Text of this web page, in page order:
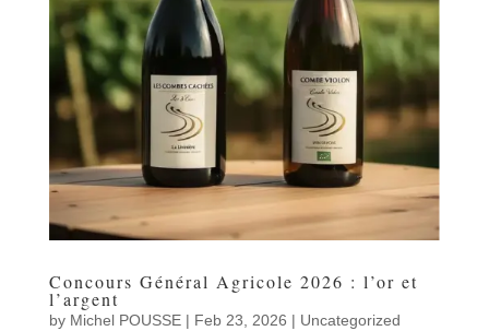
Concours Général Agricole 2026 : l’or et
l’argent
by Michel POUSSE| Feb 23, 2026 | Uncategorized